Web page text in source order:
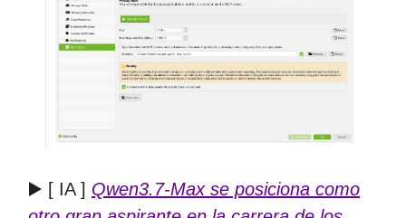
▶️ [ IA ] Qwen3.7-Max se posiciona como